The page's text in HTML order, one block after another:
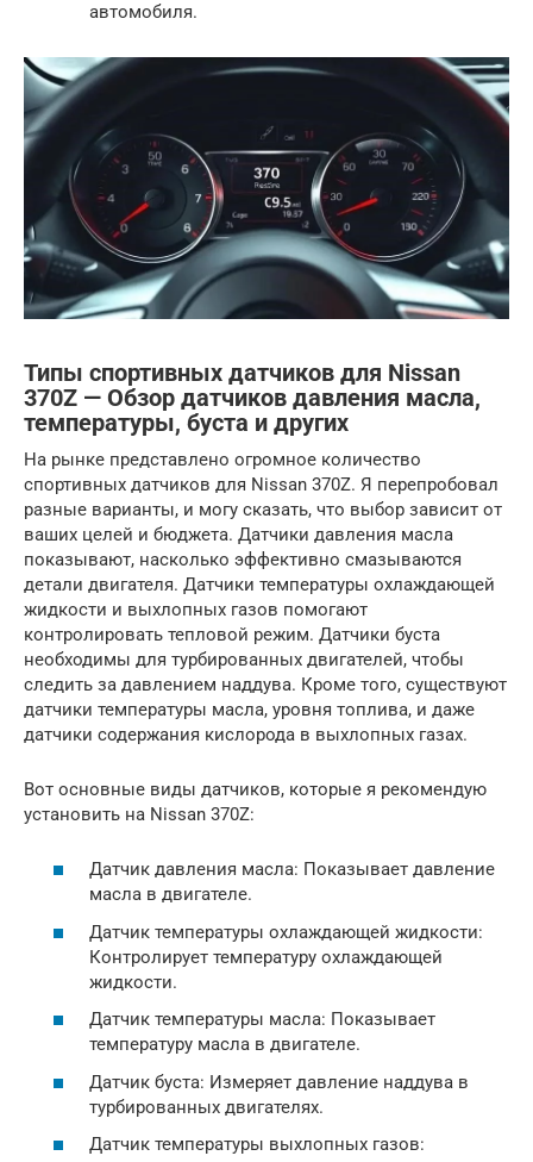
автомобиля.
Типы спортивных датчиков для Nissan
370Z — Обзор датчиков давления масла,
температуры, буста и других
На рынке представлено огромное количество
спортивных датчиков для Nissan 370Z. Я перепробовал
разные варианты, и могу сказать, что выбор зависит от
ваших целей и бюджета. Датчики давления масла
показывают, насколько эффективно смазываются
детали двигателя. Датчики температуры охлаждающей
жидкости и выхлопных газов помогают
контролировать тепловой режим. Датчики буста
необходимы для турбированных двигателей, чтобы
следить за давлением наддува. Кроме того, существуют
датчики температуры масла, уровня топлива, и даже
датчики содержания кислорода в выхлопных газах.
Вот основные виды датчиков, которые я рекомендую
установить на Nissan 370Z:
Датчик давления масла: Показывает давление
масла в двигателе.
Датчик температуры охлаждающей жидкости:
Контролирует температуру охлаждающей
жидкости.
Датчик температуры масла: Показывает
температуру масла в двигателе.
Датчик буста: Измеряет давление наддува в
турбированных двигателях.
Датчик температуры выхлопных газов: